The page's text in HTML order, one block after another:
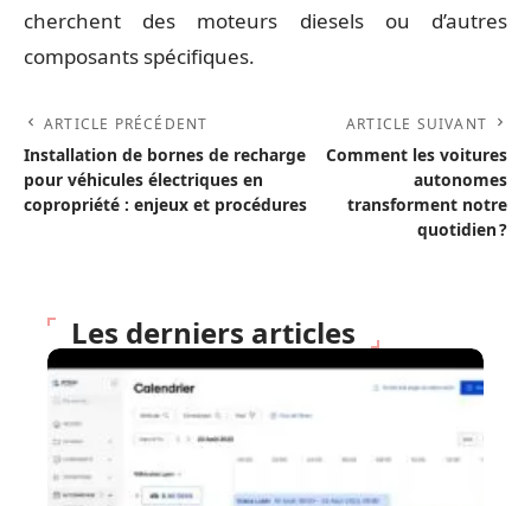
cherchent des moteurs diesels ou d’autres
composants spécifiques.
ARTICLE PRÉCÉDENT
Installation de bornes de recharge
pour véhicules électriques en
copropriété : enjeux et procédures
ARTICLE SUIVANT
Comment les voitures
autonomes
transforment notre
quotidien ?
Les derniers articles